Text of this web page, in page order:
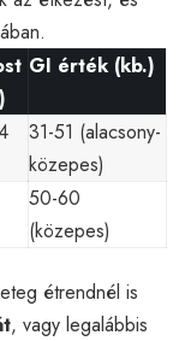
GI érték (kb.)
31-51 (alacsony-
közepes)
50-60
(közepes)
étrendnél is
, vagy legalábbis